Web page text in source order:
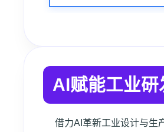
AI赋能工业研
借力AI革新工业设计与生